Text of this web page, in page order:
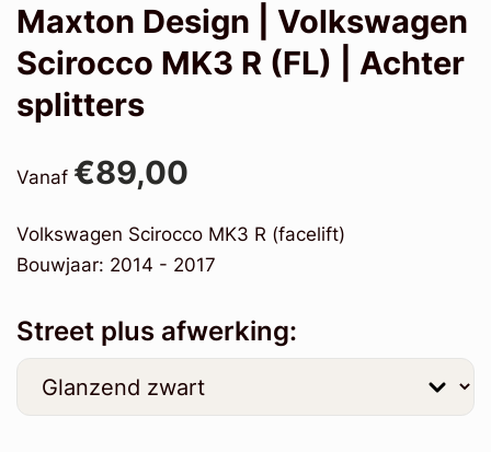
Maxton Design | Volkswagen
Scirocco MK3 R (FL) | Achter
splitters
Vanaf €89,00
Volkswagen Scirocco MK3 R (facelift)
Bouwjaar: 2014 - 2017
Street plus afwerking: